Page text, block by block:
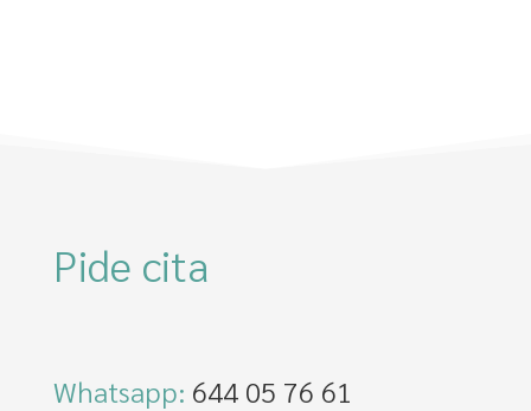
Pide cita
Whatsapp: ‪ 644 05 76 61‬